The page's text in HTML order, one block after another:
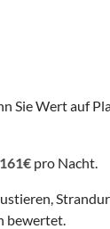
Sie Wert auf
161€ pro Nacht.
bewertet.